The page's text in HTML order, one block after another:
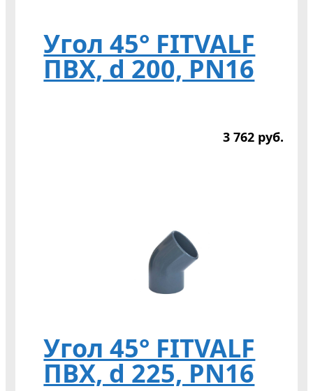
Угол 45° FITVALF
ПВХ, d 200, PN16
3 762 руб.
Угол 45° FITVALF
ПВХ, d 225, PN16